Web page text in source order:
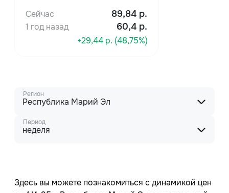
Регион
Республика Марий Эл
Период
неделя
Сейчас 89,84 р.
1 год назад 60,4 р.
+29,44 р. (48,75%)
Здесь вы можете познакомиться с динамикой цен